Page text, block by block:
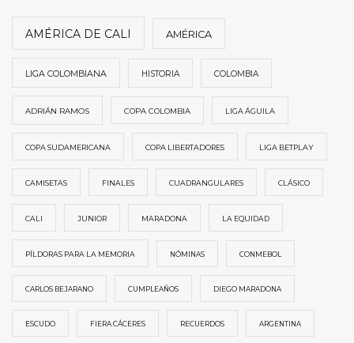
AMÉRICA DE CALI AMÉRICA
LIGA COLOMBIANA HISTORIA COLOMBIA
ADRIÁN RAMOS COPA COLOMBIA LIGA ÁGUILA
COPA SUDAMERICANA COPA LIBERTADORES LIGA BETPLAY
CAMISETAS FINALES CUADRANGULARES CLÁSICO
CALI JUNIOR MARADONA LA EQUIDAD
PÍLDORAS PARA LA MEMORIA NÓMINAS CONMEBOL
CARLOS BEJARANO CUMPLEAÑOS DIEGO MARADONA
ESCUDO FIERA CÁCERES RECUERDOS ARGENTINA